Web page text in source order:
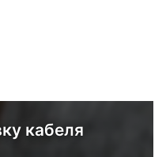
кабеля